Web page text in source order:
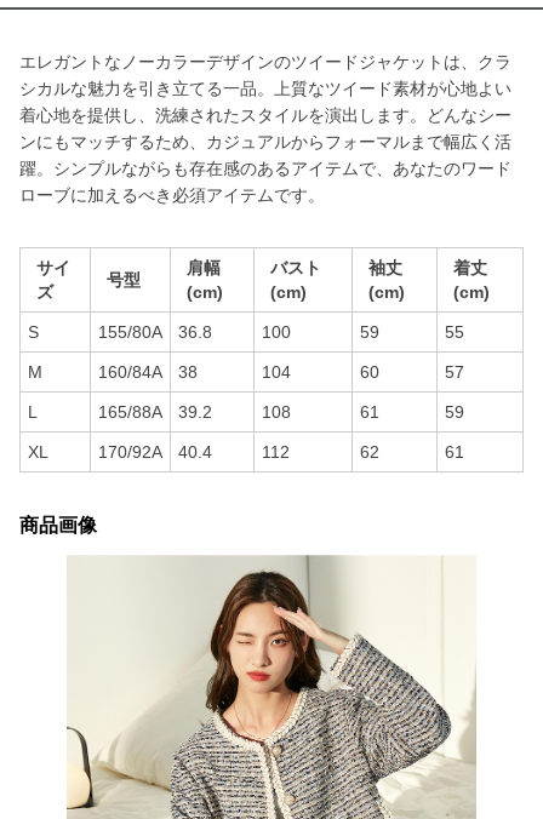
エレガントなノーカラーデザインのツイードジャケットは、クラ
シカルな魅力を引き立てる一品。上質なツイード素材が心地よい
着心地を提供し、洗練されたスタイルを演出します。どんなシー
ンにもマッチするため、カジュアルからフォーマルまで幅広く活
躍。シンプルながらも存在感のあるアイテムで、あなたのワード
ローブに加えるべき必須アイテムです。
サイ
ズ
号型
肩幅
(cm)
バスト
(cm)
袖丈
(cm)
着丈
(cm)
S 155/80A 36.8 100 59 55
M 160/84A 38 104 60 57
L 165/88A 39.2 108 61 59
XL 170/92A 40.4 112 62 61
商品画像